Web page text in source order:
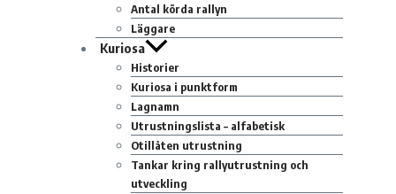
Antal körda rallyn
Läggare
Kuriosa
Historier
Kuriosa i punktform
Lagnamn
Utrustningslista – alfabetisk
Otillåten utrustning
Tankar kring rallyutrustning och
utveckling